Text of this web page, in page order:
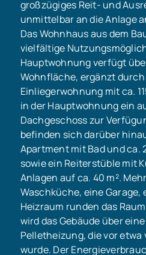
großzügiges Reit- und
unmittelbar an die Anlage
Das Wohnhaus aus dem
vielfältige
Hauptwohnung verfügt
Wohnfläche, ergänzt
Einliegerwohnung mit ca.
in der Hauptwohnung ein
Dachgeschoss zur
befinden sich darüber
Apartment mit Bad und ca.
sowie ein Reiterstüble mit
Anlagen auf ca. 40 m².
Waschküche, eine
Heizraum runden das
wird das Gebäude über
Pelletheizung, die vor
wurde. Der